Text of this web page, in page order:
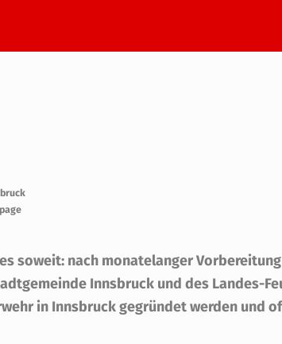
es soweit: nach monatelanger
Innsbruck und des Landes-
in Innsbruck gegründet werden und